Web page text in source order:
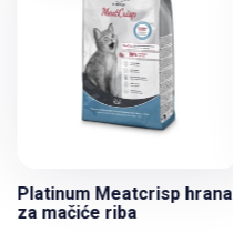
Platinum Meatcrisp hrana
za mačiće riba